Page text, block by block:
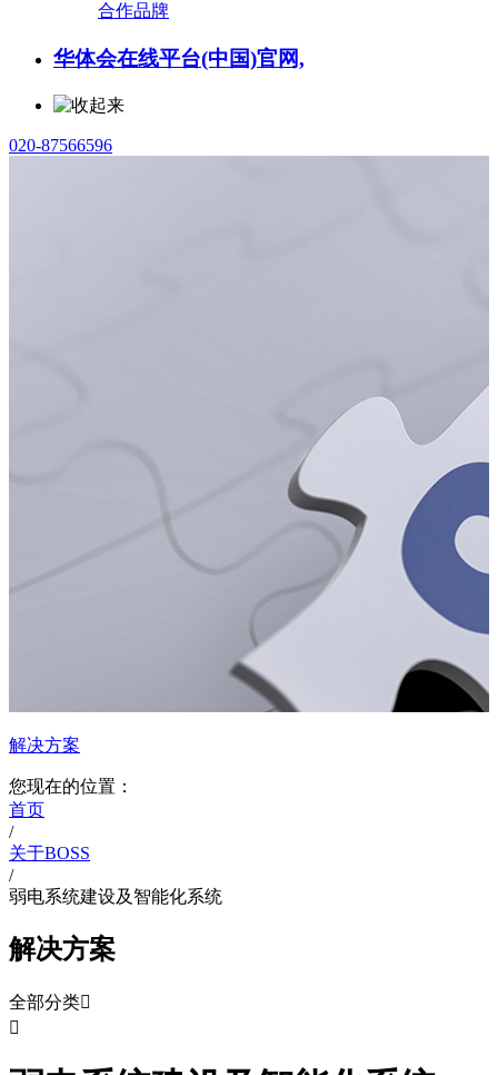
合作品牌
华体会在线平台(中国)官网,
020-87566596
解决方案
您现在的位置：
首页
/
关于BOSS
/
弱电系统建设及智能化系统
解决方案
全部分类
